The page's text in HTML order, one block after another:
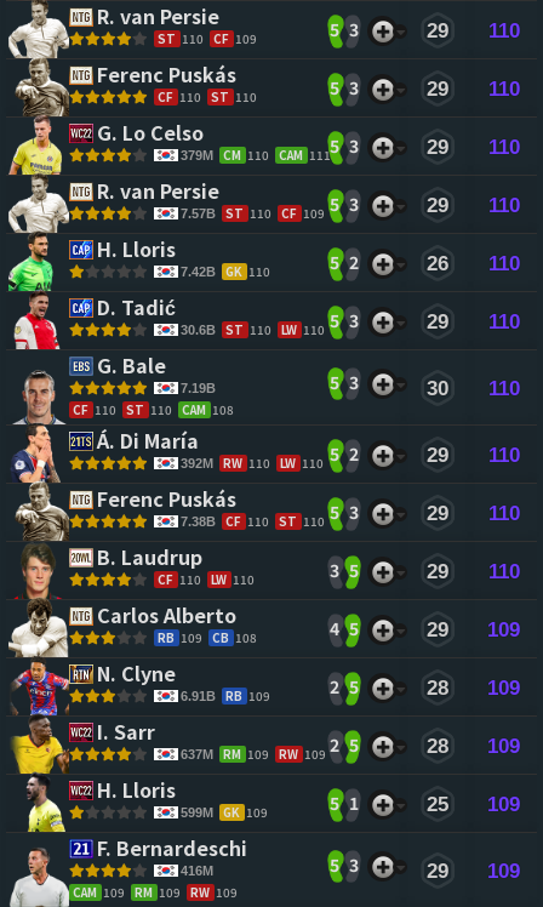
R. van Persie
ST 110 CF 109 5 3 29 110
Ferenc Puskás
CF 110 ST 110 5 3 29 110
G. Lo Celso
379M CM 110 CAM 1115 3 29 110
R. van Persie
7.57B ST 110 CF 109 5 3 29 110
H. Lloris
7.42B GK 110 5 2 26 110
D. Tadić
30.6B ST 110 LW 110 5 3 29 110
G. Bale
7.19B
CF 110 ST 110 CAM 108
5 3 30 110
Á. Di María
392M RW 110 LW 110 5 2 29 110
Ferenc Puskás
7.38B CF 110 ST 110 5 3 29 110
B. Laudrup
CF 110 LW 110 3 5 29 110
Carlos Alberto
RB 109 CB 108 4 5 29 109
N. Clyne
6.91B RB 109 2 5 28 109
I. Sarr
637M RM 109 RW 109 2 5 28 109
H. Lloris
599M GK 109 5 1 25 109
F. Bernardeschi
416M
CAM 109 RM 109 RW 109
5 3 29 109